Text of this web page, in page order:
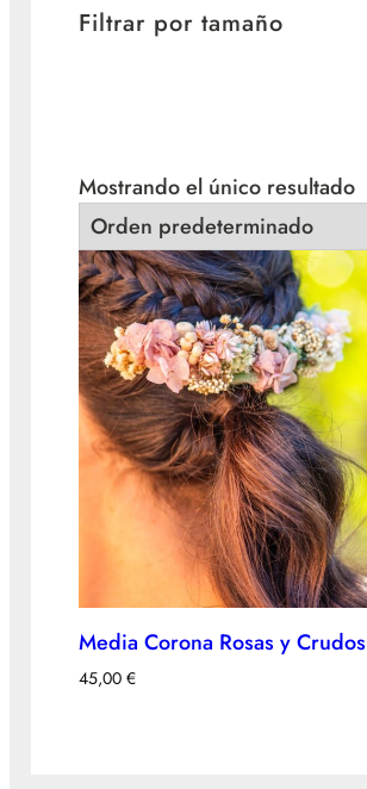
Filtrar por tamaño
Mostrando el único resultado
Media Corona Rosas y Crudos
45,00 €